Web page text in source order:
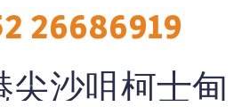
26686919
尖沙咀柯士甸